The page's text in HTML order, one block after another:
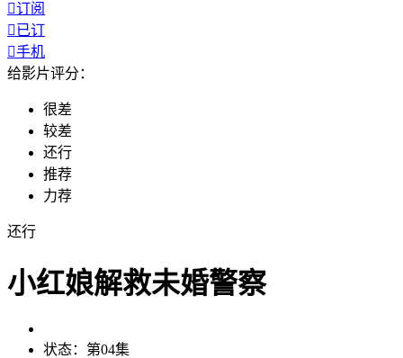
订阅
已订
手机
给影片评分：
很差
较差
还行
推荐
力荐
还行
小红娘解救未婚警察
状态： 第04集